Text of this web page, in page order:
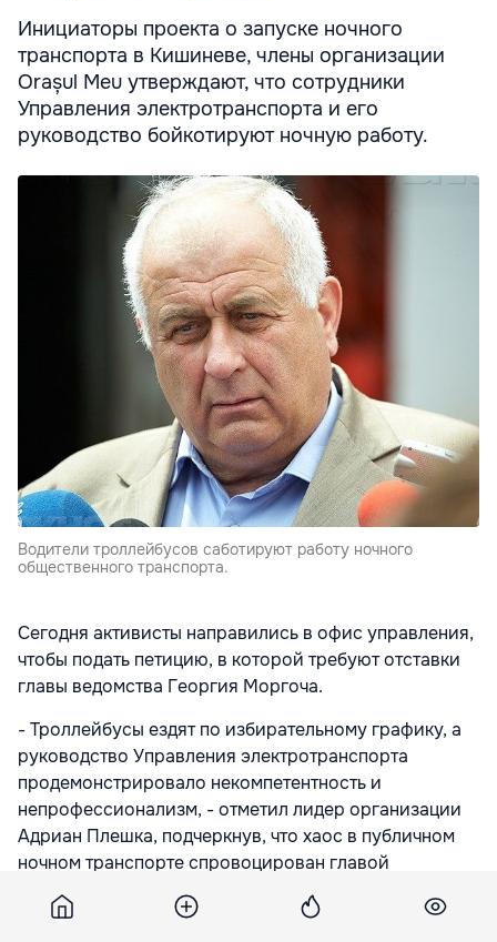
Инициаторы проекта о запуске ночного
транспорта в Кишиневе, члены организации
Orașul Meu утверждают, что сотрудники
Управления электротранспорта и его
руководство бойкотируют ночную работу.
Водители троллейбусов саботируют работу ночного
общественного транспорта.
Сегодня активисты направились в офис управления,
чтобы подать петицию, в которой требуют отставки
главы ведомства Георгия Моргоча.
- Троллейбусы ездят по избирательному графику, а
руководство Управления электротранспорта
продемонстрировало некомпетентность и
непрофессионализм, - отметил лидер организации
Адриан Плешка, подчеркнув, что хаос в публичном
ночном транспорте спровоцирован главой
ведомства и лично генеральным примаром. Он
призвал Муниципальный совет призвать к